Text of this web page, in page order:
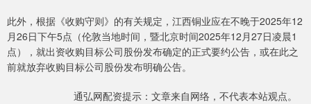
此外，根据《收购守则》的有关规定，江西铜业应在不晚于2025年12
月26日下午5点（伦敦当地时间，暨北京时间2025年12月27日凌晨1
点），就出资收购目标公司股份发布确定的正式要约公告，或在此之
前就放弃收购目标公司股份发布明确公告。
通弘网配资提示：文章来自网络，不代表本站观点。